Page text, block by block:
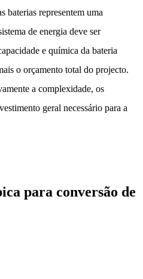
baterias representem uma
de energia deve ser
e química da bateria
o orçamento total do projecto.
a complexidade, os
geral necessário para a
para conversão de